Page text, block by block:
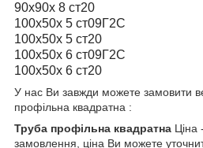
90х90х 8 ст20
100х50х 5 ст09Г2С
100х50х 5 ст20
100х50х 6 ст09Г2С
100х50х 6 ст20
У нас Ви завжди можете замовити
профільна квадратна :
Труба профільна квадратна Ціна
замовлення, ціна Ви можете